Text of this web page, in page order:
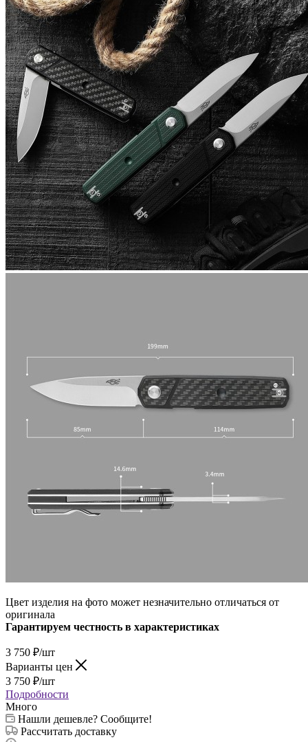
Цвет изделия на фото может незначительно отличаться от
оригинала
Гарантируем честность в характеристиках
3 750 ₽/шт
Варианты цен
3 750 ₽/шт
Подробности
Много
Нашли дешевле? Сообщите!
Рассчитать доставку